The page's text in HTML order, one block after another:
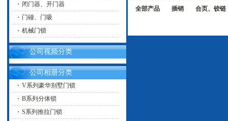
闭门器、开门器
门碰、门吸
机械门锁
公司视频分类
公司相册分类
V系列豪华别墅门锁
B系列分体锁
S系列推拉门锁
全部产品
插销 合页、铰链